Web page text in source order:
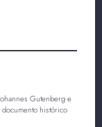
Gutenberg e
documento histórico